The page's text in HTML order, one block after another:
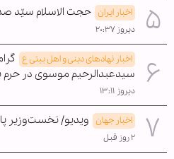
اخبار ایران حجت الاسلام سیّد
دیروز ۲۰:۳۷
اخبار نهادهای دینی و اهل بیتی ع
سیدعبدالرحیم موسوی در حرم
دیروز ۱۳:۱۱
اخبار جهان ویدیو/ نخست‌وزیر
۲ روز قبل